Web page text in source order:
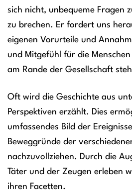
sich nicht, unbequeme Fragen
zu brechen. Er fordert uns
eigenen Vorurteile und
und Mitgefühl für die
am Rande der Gesellschaft
Oft wird die Geschichte aus
Perspektiven erzählt. Dies
umfassendes Bild der
Beweggründe der
nachzuvollziehen. Durch die
Täter und der Zeugen erleben
ihren Facetten.